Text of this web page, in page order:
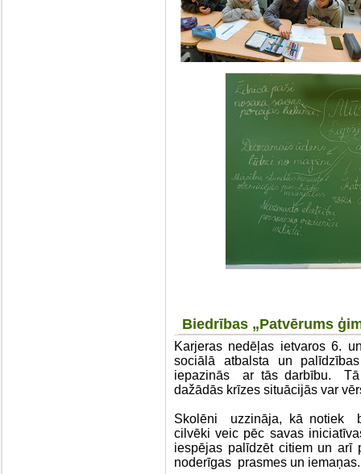
Biedrības „Patvērums
Karjeras nedēļas ietvaros 6.
sociālā atbalsta un
iepazinās ar tās darbību. Tā
dažādās krīzes situācijās var
Skolēni uzzināja, kā notiek
cilvēki veic pēc savas
iespējas palīdzēt citiem un
noderīgas prasmes un iemaņas.